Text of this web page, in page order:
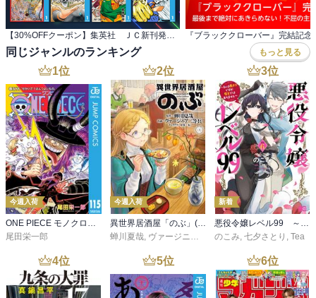
同じジャンルのランキング もっと見る
1位
今週入荷
ONE PIECE モノクロ版 115
尾田栄一郎
2位
今週入荷
異世界居酒屋「のぶ」(22)
蝉川夏哉, ヴァージニア二等兵 ,転
3位
新着
悪役令嬢レベル99 ～私は裏ボスですが魔王ではありません～ その６
のこみ, 七夕さとり , Tea
4位 5位 6位